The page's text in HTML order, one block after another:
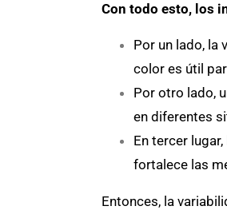
Con todo esto, los
Por un lado, la
color es útil
Por otro lado,
en diferentes
En tercer
fortalece las
Entonces, la